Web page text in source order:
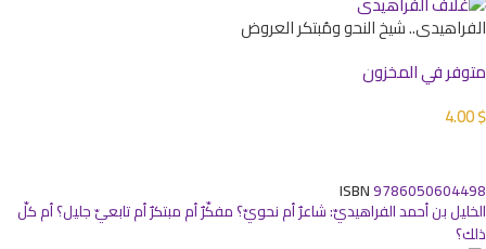
الفراهيدي.. شيخ النحو ومُبتكر العروض
متوفر في المخزون
4.00$
ISBN9786050604498
الخليل بن أحمد الفراهيديّ: شاعرٌ أم نحويّ؟ مفكّرٌ أم مبتكرٌ أم تابعيّ جليل؟ أم كلّ
ذلك؟